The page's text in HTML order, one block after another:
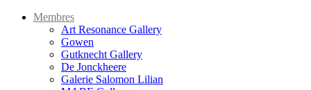
Membres
Art Resonance Gallery
Gowen
Gutknecht Gallery
De Jonckheere
Galerie Salomon Lilian